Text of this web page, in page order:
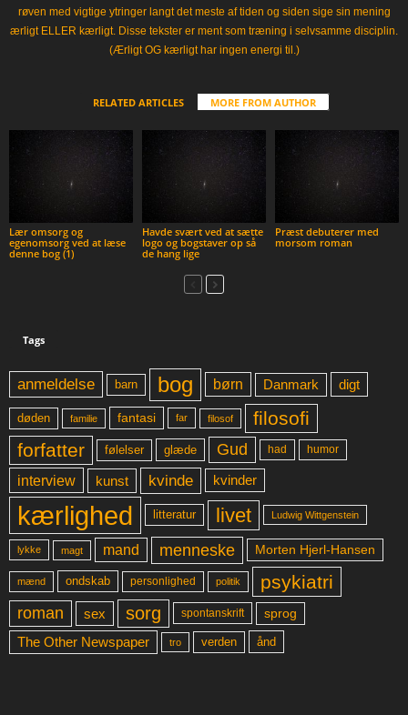
røven med vigtige ytringer langt det meste af tiden og siden sige sin mening
ærligt ELLER kærligt. Disse tekster er ment som træning i selvsamme disciplin.
(Ærligt OG kærligt har ingen energi til.)
RELATED ARTICLES MORE FROM AUTHOR
Lær omsorg og
egenomsorg ved at læse
denne bog (1)
Havde svært ved at sætte
logo og bogstaver op så
de hang lige
Præst debuterer med
morsom roman
Tags
anmeldelse barn bog børn Danmark digt
døden familie fantasi far filosof
filosofi
forfatter
følelser glæde Gud had humor
interview kunst kvinde kvinder
kærlighed litteratur livet Ludwig Wittgenstein
lykke magt mand menneske Morten Hjerl-Hansen
mænd ondskab personlighed politik psykiatri
roman sex sorg spontanskrift sprog
The Other Newspaper tro verden ånd